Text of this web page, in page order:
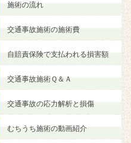
施術の流れ
交通事故施術の施術費
自賠責保険で支払われる損害額
交通事故施術Ｑ＆Ａ
交通事故の応力解析と損傷
むちうち施術の動画紹介